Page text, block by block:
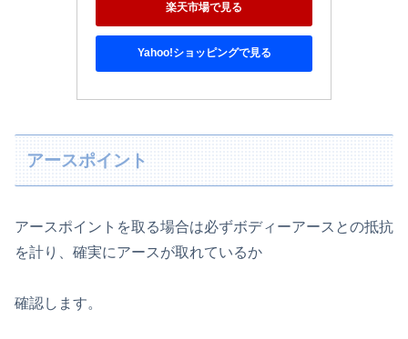
楽天市場で見る
Yahoo!ショッピングで見る
アースポイント
アースポイントを取る場合は必ずボディーアースとの抵抗
を計り、確実にアースが取れているか
確認します。